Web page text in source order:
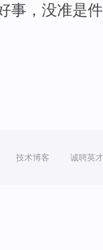
事， 没准是件
技术博客 诚聘英才